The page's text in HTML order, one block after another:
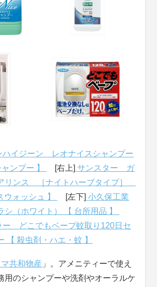
ハイジーン レオナイスシャンプー
ンプー 】
[右上] サンスター ガ
リンス ［ナイトハーブタイプ］
ウォッシュ 】
[左下] 小久保工業
（ホワイト） 【 台所用品 】
ー どこでもベープ蚊取り120日セ
殺虫剤・ハエ・蚊 】
共和物産 」。アメニティーで使え
用のシャンプーや洗剤やオーラルケ